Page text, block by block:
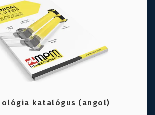
katalógus (angol)